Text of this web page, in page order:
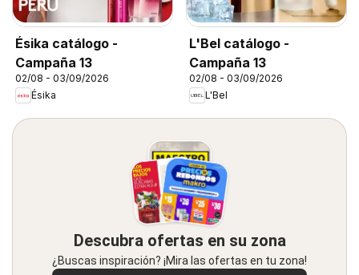
Ésika catálogo -
Campaña 13
02/08 - 03/09/2026
Ésika
L'Bel catálogo -
Campaña 13
02/08 - 03/09/2026
L'Bel
Descubra ofertas en su zona
¿Buscas inspiración? ¡Mira las ofertas en tu zona!